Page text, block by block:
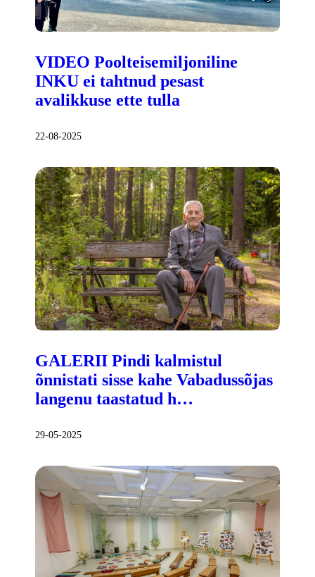
VIDEO Poolteisemiljoniline
INKU ei tahtnud pesast
avalikkuse ette tulla
22-08-2025
GALERII Pindi kalmistul
õnnistati sisse kahe Vabadussõjas
langenu taastatud h…
29-05-2025